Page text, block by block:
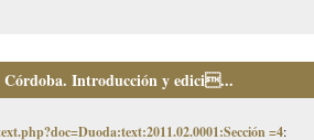
Córdoba. Introducción y edici...
=4: